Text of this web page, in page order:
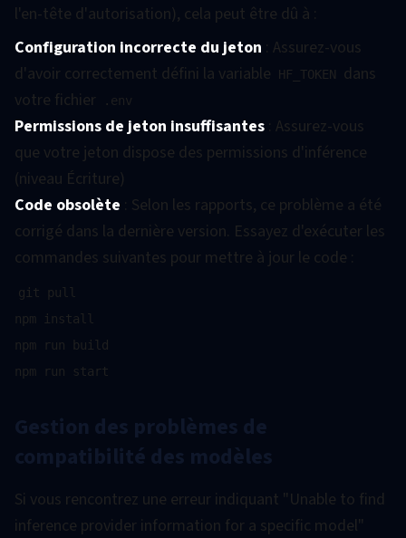
l'en-tête d'autorisation), cela peut être dû à :
Configuration incorrecte du jeton : Assurez-vous
d'avoir correctement défini la variable
HF_TOKEN
dans
votre fichier
.env
Permissions de jeton insuffisantes : Assurez-vous
que votre jeton dispose des permissions d'inférence
(niveau Écriture)
Code obsolète : Selon les rapports, ce problème a été
corrigé dans la dernière version. Essayez d'exécuter les
commandes suivantes pour mettre à jour le code :
git pull
npm install
npm run build
Gestion des problèmes de
compatibilité des modèles
Si vous rencontrez une erreur indiquant "Unable to find
inference provider information for a specific model"